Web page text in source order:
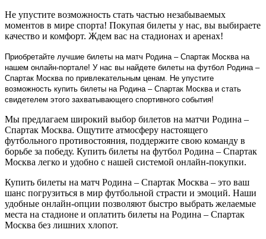
Не упустите возможность стать частью незабываемых
моментов в мире спорта! Покупая билеты у нас, вы выбираете
качество и комфорт. Ждем вас на стадионах и аренах!
Приобретайте лучшие билеты на матч Родина – Спартак Москва на
нашем онлайн-портале! У нас вы найдете билеты на футбол Родина –
Спартак Москва по привлекательным ценам. Не упустите
возможность купить билеты на Родина – Спартак Москва и стать
свидетелем этого захватывающего спортивного события!
Мы предлагаем широкий выбор билетов на матчи Родина –
Спартак Москва. Ощутите атмосферу настоящего
футбольного противостояния, поддержите свою команду в
борьбе за победу. Купить билеты на футбол Родина – Спартак
Москва легко и удобно с нашей системой онлайн-покупки.
Купить билеты на матч Родина – Спартак Москва – это ваш
шанс погрузиться в мир футбольной страсти и эмоций. Наши
удобные онлайн-опции позволяют быстро выбрать желаемые
места на стадионе и оплатить билеты на Родина – Спартак
Москва без лишних хлопот.